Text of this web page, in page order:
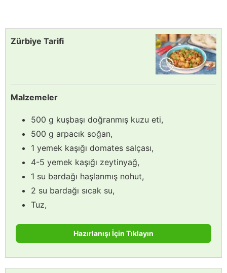
Zürbiye Tarifi
Malzemeler
500 g kuşbaşı doğranmış kuzu eti,
500 g arpacık soğan,
1 yemek kaşığı domates salçası,
4-5 yemek kaşığı zeytinyağ,
1 su bardağı haşlanmış nohut,
2 su bardağı sıcak su,
Tuz,
Hazırlanışı İçin Tıklayın